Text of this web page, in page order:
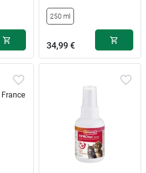
250 ml
34,99 €